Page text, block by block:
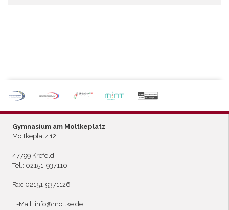
ARTNERSCHULE DES
Gymnasium am Moltkeplatz
Moltkeplatz 12
47799 Krefeld
Tel.: 02151-937110
Fax: 02151-9371126
E-Mail: info@moltke.de